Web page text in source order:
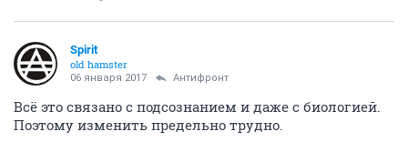
Spirit
old hamster
06 января 2017 Антифронт
Всё это связано с подсознанием и даже с биологией.
Поэтому изменить предельно трудно.